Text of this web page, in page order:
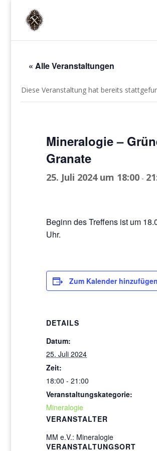
« Alle Veranstaltungen
Diese Veranstaltung hat bereits
Mineralogie –
Granate
25. Juli 2024 um 18:00 -
Beginn des Treffens ist um
Uhr.
Zum Kalender hinzufügen
DETAILS
Datum:
25. Juli 2024
Zeit:
18:00 - 21:00
Veranstaltungskategorie:
Mineralogie
VERANSTALTUNGSORT
VERANSTALTER
MM e.V.: Mineralogie